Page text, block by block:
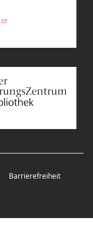
Barrierefreiheit